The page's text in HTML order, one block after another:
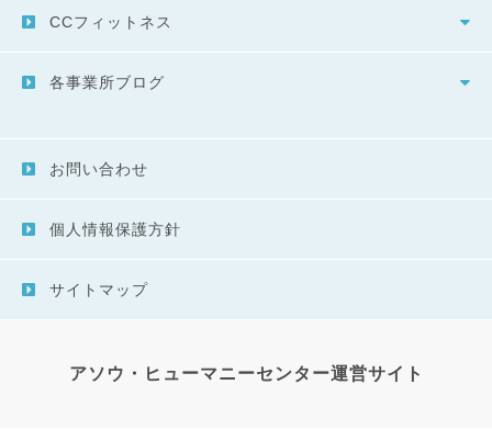
CCフィットネス
各事業所ブログ
お問い合わせ
個人情報保護方針
サイトマップ
アソウ・ヒューマニーセンター運営サイト